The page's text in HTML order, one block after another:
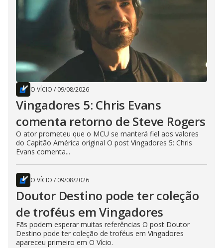
O VÍCIO / 09/08/2026
Vingadores 5: Chris Evans
comenta retorno de Steve Rogers
O ator prometeu que o MCU se manterá fiel aos valores
do Capitão América original O post Vingadores 5: Chris
Evans comenta...
O VÍCIO / 09/08/2026
Doutor Destino pode ter coleção
de troféus em Vingadores
Fãs podem esperar muitas referências O post Doutor
Destino pode ter coleção de troféus em Vingadores
apareceu primeiro em O Vício.